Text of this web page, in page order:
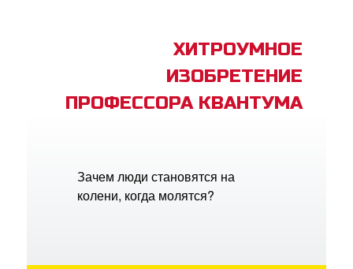
ХИТРОУМНОЕ
ИЗОБРЕТЕНИЕ
ПРОФЕССОРА КВАНТУМА
Зачем люди становятся на
колени, когда молятся?